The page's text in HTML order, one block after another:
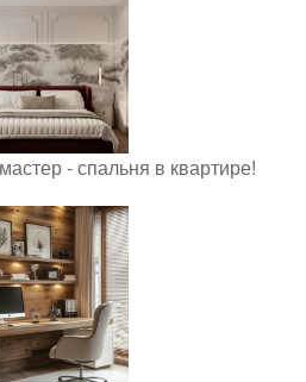
- спальня в квартире!